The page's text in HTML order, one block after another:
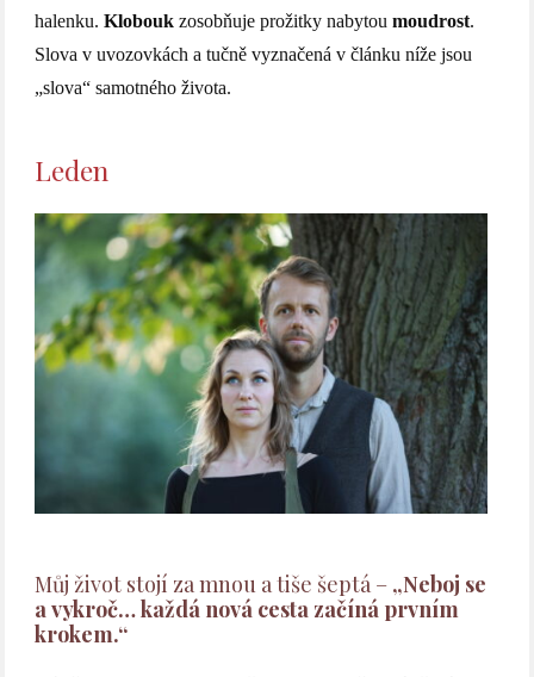
halenku.Klobouk zosobňuje prožitky nabytoumoudrost.
Slova v uvozovkách a tučně vyznačená v článku níže jsou
„slova“ samotného života.
Leden
Můj život stojí za mnou a tiše šeptá – „Neboj se
a vykroč… každá nová cesta začíná prvním
krokem.“